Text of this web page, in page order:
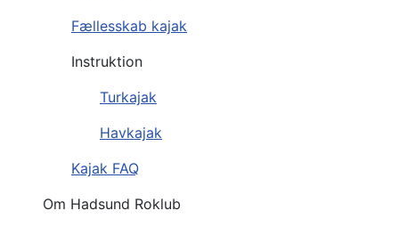
Fællesskab kajak
Instruktion
Turkajak
Havkajak
Kajak FAQ
Om Hadsund Roklub